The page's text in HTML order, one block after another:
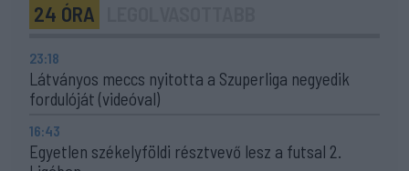
24 ÓRA
23:18
Látványos meccs nyitotta a Szuperliga negyedik
fordulóját (videóval)
16:43
Egyetlen székelyföldi résztvevő lesz a futsal 2.